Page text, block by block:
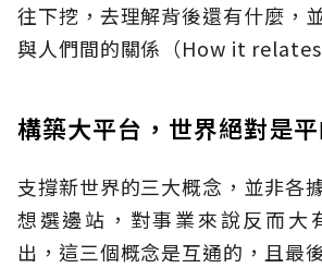
往下挖，去理解背後還有什麼，
與人們間的關係（How it
構築大平台，世界絕對是
支撐新世界的三大概念，並非各
想選邊站，對事業來說反而大
出，這三個概念是互通的，且最